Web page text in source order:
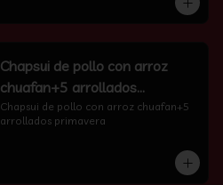
Chapsui de pollo con arroz
chuafan+5 arrollados
primavera
Chapsui de pollo con arroz chuafan+5
arrollados primavera